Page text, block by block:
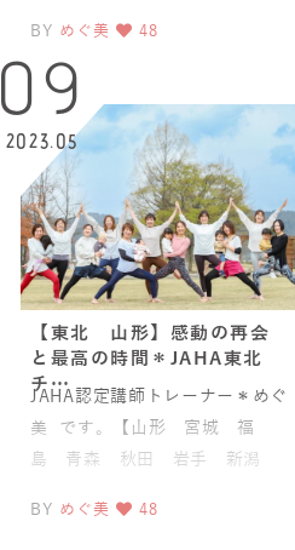
東北にてヨガイ
BY めぐ美 48
09
2023.05
【東北 山形】感動の再会
と最高の時間＊JAHA東北
チ…
JAHA認定講師トレーナー＊めぐ
美 です。【山形 宮城 福
島 青森 秋田 岩手 新潟
東北にてヨガイ
BY めぐ美 48